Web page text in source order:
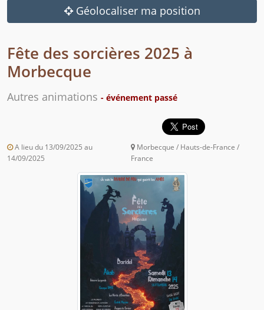
Géolocaliser ma position
Fête des sorcières 2025 à
Morbecque
Autres animations - événement passé
A lieu du 13/09/2025 au
14/09/2025
Morbecque / Hauts-de-France /
France